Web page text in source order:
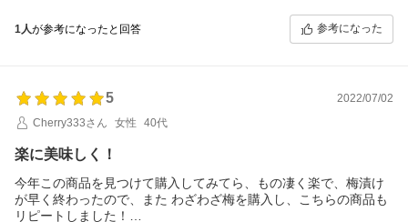
1人が参考になったと回答 参考になった
5
2022/07/02
Cherry333さん
女性 40代
楽に美味しく！
今年この商品を見つけて購入してみてら、もの凄く楽で、梅漬け
が早く終わったので、また わざわざ梅を購入し、こちらの商品も
リピートしました！